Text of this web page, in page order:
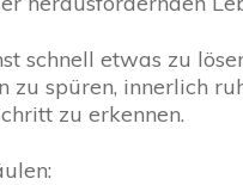
schnell etwas zu
zu spüren, innerlich
zu erkennen.